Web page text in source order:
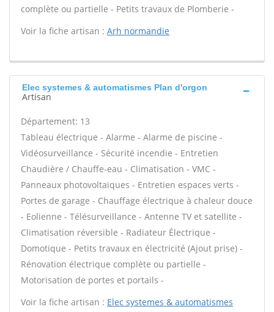
complète ou partielle - Petits travaux de Plomberie -
Voir la fiche artisan : Arh normandie
Elec systemes & automatismes Plan d'orgon
Artisan
Département: 13
Tableau électrique - Alarme - Alarme de piscine -
Vidéosurveillance - Sécurité incendie - Entretien
Chaudière / Chauffe-eau - Climatisation - VMC -
Panneaux photovoltaïques - Entretien espaces verts -
Portes de garage - Chauffage électrique à chaleur douce
- Eolienne - Télésurveillance - Antenne TV et satellite -
Climatisation réversible - Radiateur Électrique -
Domotique - Petits travaux en électricité (Ajout prise) -
Rénovation électrique complète ou partielle -
Motorisation de portes et portails -
Voir la fiche artisan : Elec systemes & automatismes